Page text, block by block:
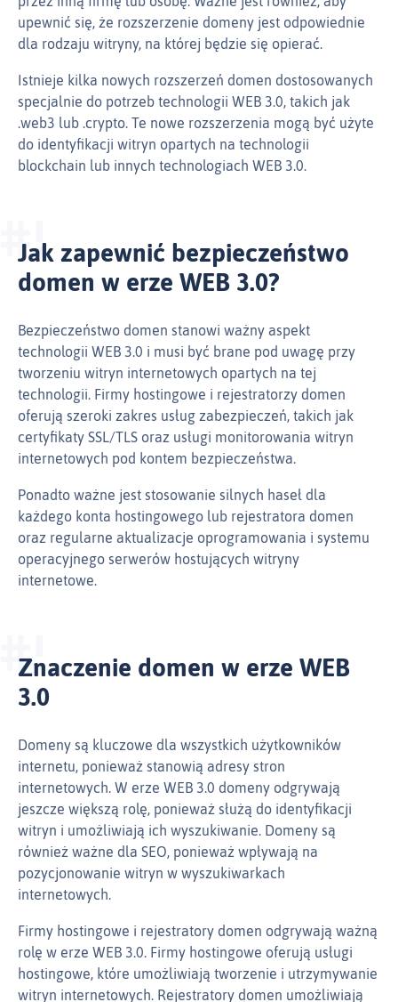
upewnić się, że rozszerzenie domeny jest odpowiednie
dla rodzaju witryny, na której będzie się opierać.
Istnieje kilka nowych rozszerzeń domen dostosowanych
specjalnie do potrzeb technologii WEB 3.0, takich jak
.web3 lub .crypto. Te nowe rozszerzenia mogą być użyte
do identyfikacji witryn opartych na technologii
blockchain lub innych technologiach WEB 3.0.
Jak zapewnić bezpieczeństwo
domen w erze WEB 3.0?
Bezpieczeństwo domen stanowi ważny aspekt
technologii WEB 3.0 i musi być brane pod uwagę przy
tworzeniu witryn internetowych opartych na tej
technologii. Firmy hostingowe i rejestratorzy domen
oferują szeroki zakres usług zabezpieczeń, takich jak
certyfikaty SSL/TLS oraz usługi monitorowania witryn
internetowych pod kontem bezpieczeństwa.
Ponadto ważne jest stosowanie silnych haseł dla
każdego konta hostingowego lub rejestratora domen
oraz regularne aktualizacje oprogramowania i systemu
operacyjnego serwerów hostujących witryny
internetowe.
Znaczenie domen w erze WEB
3.0
Domeny są kluczowe dla wszystkich użytkowników
internetu, ponieważ stanowią adresy stron
internetowych. W erze WEB 3.0 domeny odgrywają
jeszcze większą rolę, ponieważ służą do identyfikacji
witryn i umożliwiają ich wyszukiwanie. Domeny są
również ważne dla SEO, ponieważ wpływają na
pozycjonowanie witryn w wyszukiwarkach
internetowych.
Firmy hostingowe i rejestratory domen odgrywają ważną
rolę w erze WEB 3.0. Firmy hostingowe oferują usługi
hostingowe, które umożliwiają tworzenie i utrzymywanie
witryn internetowych. Rejestratory domen umożliwiają